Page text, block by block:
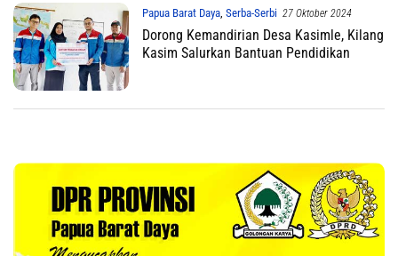
Papua Barat Daya, Serba-Serbi 27 Oktober 2024
Dorong Kemandirian Desa Kasimle, Kilang
Kasim Salurkan Bantuan Pendidikan